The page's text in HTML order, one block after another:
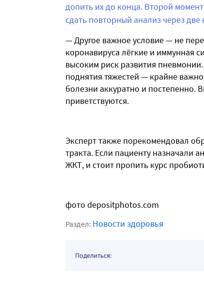
допить их до конца. Второй
сдать повторный анализ через
— Другое важное условие — не
коронавируса лёгкие и иммунная
высоким риск развития
поднятия тяжестей — крайне
болезни аккуратно и постепенно.
приветствуются.
Эксперт также порекомендовал
тракта. Если пациенту назначали
ЖКТ, и стоит пропить курс
фото depositphotos.com
Раздел: Новости здоровья
Поделиться: